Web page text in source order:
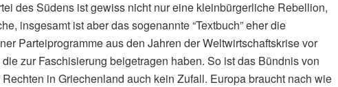
des Südens ist gewiss nicht nur eine kleinbürgerliche Rebellion,
insgesamt ist aber das sogenannte “Textbuch” eher die
Parteiprogramme aus den Jahren der Weltwirtschaftskrise vor
zur Faschisierung beigetragen haben. So ist das Bündnis von
in Griechenland auch kein Zufall. Europa braucht nach wie